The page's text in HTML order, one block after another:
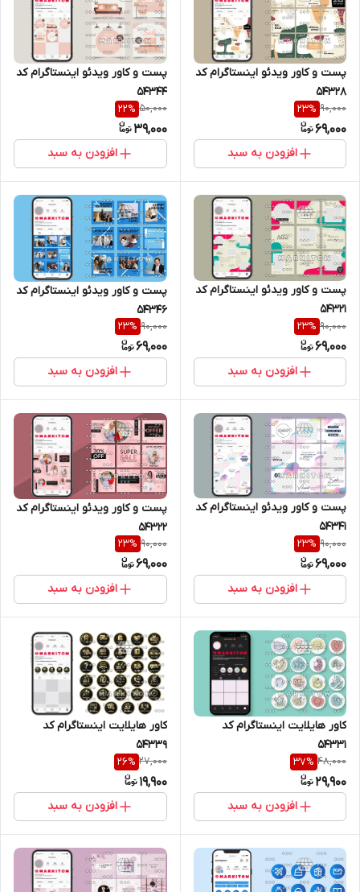
پست و کاور ویدئو اینستاگرام کد
54328
90,000
23%
69,000
افزودن به سبد
پست و کاور ویدئو اینستاگرام کد
54344
50,000
22%
39,000
افزودن به سبد
پست و کاور ویدئو اینستاگرام کد
54321
90,000
23%
69,000
افزودن به سبد
پست و کاور ویدئو اینستاگرام کد
54346
90,000
23%
69,000
افزودن به سبد
پست و کاور ویدئو اینستاگرام کد
54341
90,000
23%
69,000
افزودن به سبد
پست و کاور ویدئو اینستاگرام کد
54322
90,000
23%
69,000
افزودن به سبد
کاور هایلایت اینستاگرام کد
54331
48,000
37%
29,900
افزودن به سبد
کاور هایلایت اینستاگرام کد
54339
27,000
26%
19,900
افزودن به سبد